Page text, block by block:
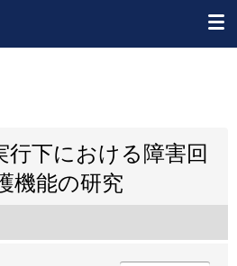
行下における障害回
機能の研究